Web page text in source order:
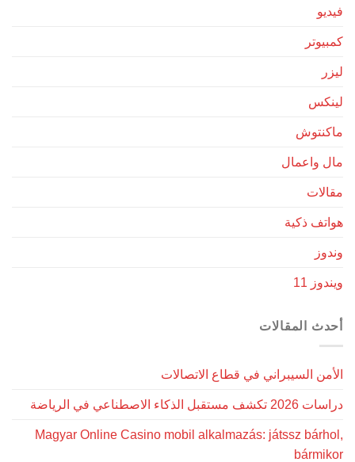
فيديو
كمبيوتر
ليزر
لينكس
ماكنتوش
مال واعمال
مقالات
هواتف ذكية
وندوز
ويندوز 11
أحدث المقالات
الأمن السيبراني في قطاع الاتصالات
دراسات 2026 تكشف مستقبل الذكاء الاصطناعي في الرياضة
Magyar Online Casino mobil alkalmazás: játssz bárhol,
bármikor